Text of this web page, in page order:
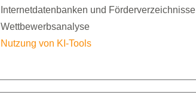
Internetdatenbanken und Förderverzeichnisse
Wettbewerbsanalyse
Nutzung von KI-Tools